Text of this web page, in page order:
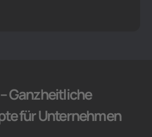
Ganzheitliche
für Unternehmen